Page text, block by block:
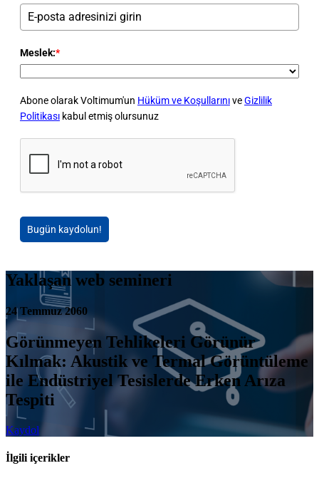
Meslek:*
Abone olarak Voltimum'un Hüküm ve KoşullarınıveGizlilik
Politikası kabul etmiş olursunuz
Bugün kaydolun!
Yaklaşan web semineri
24 Temmuz 2060
Görünmeyen Tehlikeleri Görünür
Kılmak: Akustik ve Termal Görüntüleme
ile Endüstriyel Tesislerde Erken Arıza
Tespiti
Kaydol
İlgili içerikler